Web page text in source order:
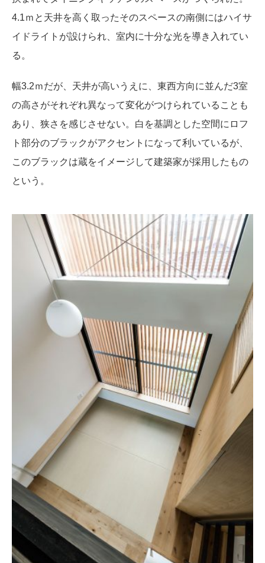
4.1ｍと天井を高く取ったそのスペースの南側にはハイサ
イドライトが設けられ、室内に十分な光を導き入れてい
る。
幅3.2ｍだが、天井が高いうえに、東西方向に並んだ3室
の高さがそれぞれ異なって変化がつけられていることも
あり、狭さを感じさせない。白を基調とした空間にロフ
ト部分のブラックがアクセントになって利いているが、
このブラックは蔵をイメージして建築家が採用したもの
という。